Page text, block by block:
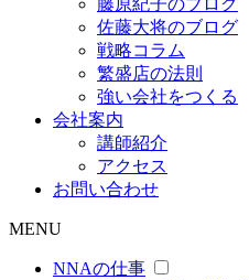
佐藤大将のブログ
戦略コラム
繁盛店の法則
強い会社をつくる
会社案内
講師紹介
アクセス
お問い合わせ
MENU
NNAの仕事